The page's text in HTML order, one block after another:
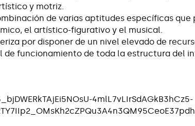
y motriz.
de varias aptitudes específicas
el artístico-figurativo y el musical.
por disponer de un nivel elevado de
de funcionamiento de toda la estructura del